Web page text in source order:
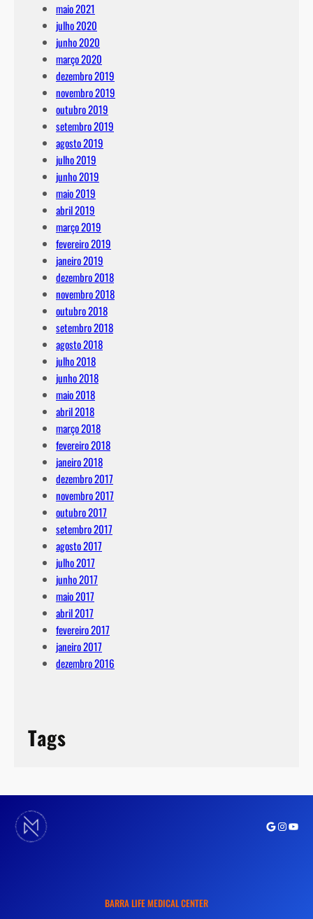
maio 2021
julho 2020
junho 2020
março 2020
dezembro 2019
novembro 2019
outubro 2019
setembro 2019
agosto 2019
julho 2019
junho 2019
maio 2019
abril 2019
março 2019
fevereiro 2019
janeiro 2019
dezembro 2018
novembro 2018
outubro 2018
setembro 2018
agosto 2018
julho 2018
junho 2018
maio 2018
abril 2018
março 2018
fevereiro 2018
janeiro 2018
dezembro 2017
novembro 2017
outubro 2017
setembro 2017
agosto 2017
julho 2017
junho 2017
maio 2017
abril 2017
fevereiro 2017
janeiro 2017
dezembro 2016
Tags
Google
BARRA LIFE MEDICAL CENTER